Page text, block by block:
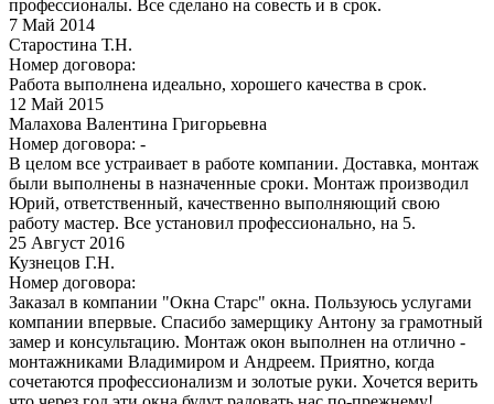
профессионалы. Все сделано на совесть и в срок.
7 Май 2014
Старостина Т.Н.
Номер договора:
Работа выполнена идеально, хорошего качества в срок.
12 Май 2015
Малахова Валентина Григорьевна
Номер договора: -
В целом все устраивает в работе компании. Доставка, монтаж
были выполнены в назначенные сроки. Монтаж производил
Юрий, ответственный, качественно выполняющий свою
работу мастер. Все установил профессионально, на 5.
25 Август 2016
Кузнецов Г.Н.
Номер договора:
Заказал в компании "Окна Старс" окна. Пользуюсь услугами
компании впервые. Спасибо замерщику Антону за грамотный
замер и консультацию. Монтаж окон выполнен на отлично -
монтажниками Владимиром и Андреем. Приятно, когда
сочетаются профессионализм и золотые руки. Хочется верить